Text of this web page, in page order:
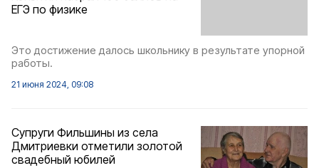
ЕГЭ по физике
Это достижение далось школьнику в результате упорной
работы.
21 июня 2024, 09:08
Супруги Фильшины из села
Дмитриевки отметили золотой
свадебный юбилей